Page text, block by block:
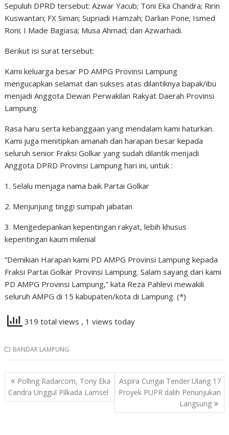
Sepuluh DPRD tersebut: Azwar Yacub; Toni Eka Chandra; Ririn
Kuswantari; FX Siman; Supriadi Hamzah; Darlian Pone; Ismed
Roni; I Made Bagiasa; Musa Ahmad; dan Azwarhadi.
Berikut isi surat tersebut:
Kami keluarga besar PD AMPG Provinsi Lampung
mengucapkan selamat dan sukses atas dilantiknya bapak/ibu
menjadi Anggota Dewan Perwakilan Rakyat Daerah Provinsi
Lampung.
Rasa haru serta kebanggaan yang mendalam kami haturkan.
Kami juga menitipkan amanah dan harapan besar kepada
seluruh senior Fraksi Golkar yang sudah dilantik menjadi
Anggota DPRD Provinsi Lampung hari ini, untuk :
1. Selalu menjaga nama baik Partai Golkar
2. Menjunjung tinggi sumpah jabatan
3. Mengedepankan kepentingan rakyat, lebih khusus
kepentingan kaum milenial
“Demikian Harapan kami PD AMPG Provinsi Lampung kepada
Fraksi Partai Golkar Provinsi Lampung. Salam sayang dari kami
PD AMPG Provinsi Lampung,” kata Reza Pahlevi mewakili
seluruh AMPG di 15 kabupaten/kota di Lampung. (*)
319 total views , 1 views today
BANDAR LAMPUNG
Navigasi
pos
Polling Radarcom, Tony Eka
Candra Unggul Pilkada Lamsel
Aspira Curigai Tender Ulang 17
Proyek PUPR dalih Penunjukan
Langsung